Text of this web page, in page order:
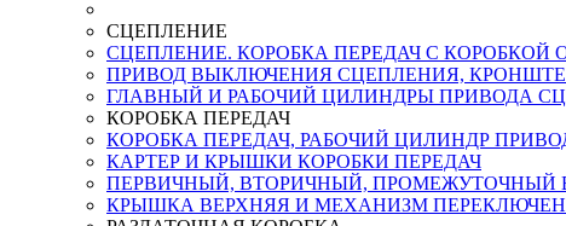
СЦЕПЛЕНИЕ
СЦЕПЛЕНИЕ. КОРОБКА ПЕРЕДАЧ С КОРОБКОЙ
ПРИВОД ВЫКЛЮЧЕНИЯ СЦЕПЛЕНИЯ,
ГЛАВНЫЙ И РАБОЧИЙ ЦИЛИНДРЫ ПРИВОДА
КОРОБКА ПЕРЕДАЧ
КОРОБКА ПЕРЕДАЧ, РАБОЧИЙ ЦИЛИНДР
КАРТЕР И КРЫШКИ КОРОБКИ ПЕРЕДАЧ
ПЕРВИЧНЫЙ, ВТОРИЧНЫЙ, ПРОМЕЖУТОЧНЫЙ
КРЫШКА ВЕРХНЯЯ И МЕХАНИЗМ